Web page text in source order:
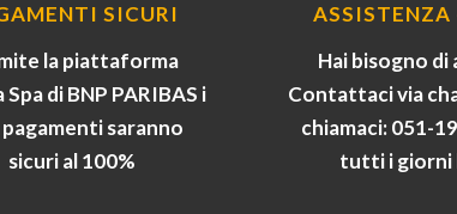
SICURI
la piattaforma
di BNP PARIBAS i
saranno
sicuri al 100%
ASSISTENZA
Hai bisogno di
Contattaci via
chiamaci: 051-
tutti i giorni